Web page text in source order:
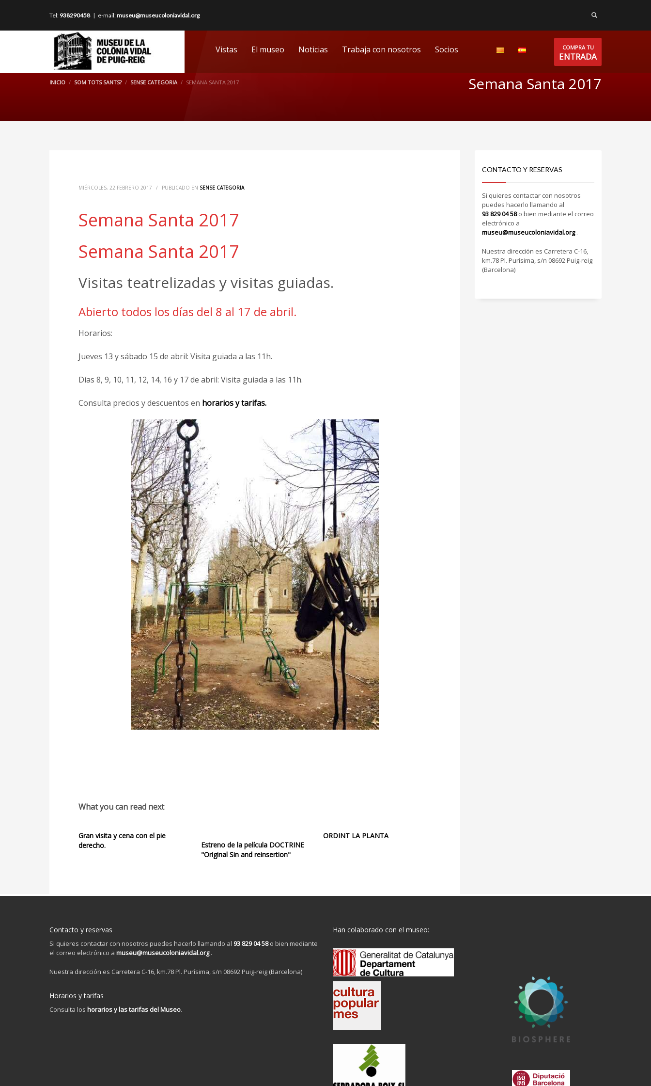
Tel: 938290458| e-mail:museu@museucoloniavidal.org
Vistas El museo Noticias Trabaja con nosotros Socios COMPRA TU
ENTRADA
INICIO SOM TOTS SANTS? SENSE CATEGORIA SEMANA SANTA 2017 Semana Santa 2017
MIÉRCOLES, 22 FEBRERO 2017 / PUBLICADO EN SENSE CATEGORIA
Semana Santa 2017
Semana Santa 2017
Visitas teatrelizadas y visitas guiadas.
Abierto todos los días del 8 al 17 de abril.
Horarios:
Jueves 13 y sábado 15 de abril: Visita guiada a las 11h.
Días 8, 9, 10, 11, 12, 14, 16 y 17 de abril: Visita guiada a las 11h.
Consulta precios y descuentos en horarios y tarifas.
What you can read next
Gran visita y cena con el pie
derecho.
Estreno de la película DOCTRINE
"Original Sin and reinsertion"
ORDINT LA PLANTA
CONTACTO Y RESERVAS
Si quieres contactar con nosotros
puedes hacerlo llamando al
93 829 04 58o bien mediante el correo
electrónico a
museu@museucoloniavidal.org.
Nuestra dirección es Carretera C-16,
km.78 Pl. Purísima, s/n 08692 Puig-reig
(Barcelona)
Contacto y reservas
Si quieres contactar con nosotros puedes hacerlo llamando al 93 829 04 58o bien mediante
el correo electrónico a museu@museucoloniavidal.org.
Nuestra dirección es Carretera C-16, km.78 Pl. Purísima, s/n 08692 Puig-reig (Barcelona)
Horarios y tarifas
Consulta los horarios y las tarifas del Museo.
Han colaborado con el museo: